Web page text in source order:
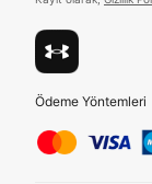
Ödeme Yöntemleri